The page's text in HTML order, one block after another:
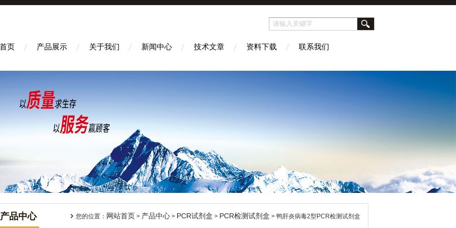
页 产品展示 关于我们 新闻中心 技术文章 资料下载 联系我们
产品中心 您的位置： 网站首页 > 产品中心 > PCR试剂盒 > PCR检测试剂盒 > 鸭肝炎病毒2型PCR检测试剂盒